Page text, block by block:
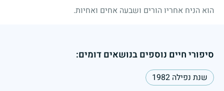
הוא הניח אחריו הורים ושבעה אחים ואחיות.
סיפורי חיים נוספים בנושאים דומים:
שנת נפילה 1982